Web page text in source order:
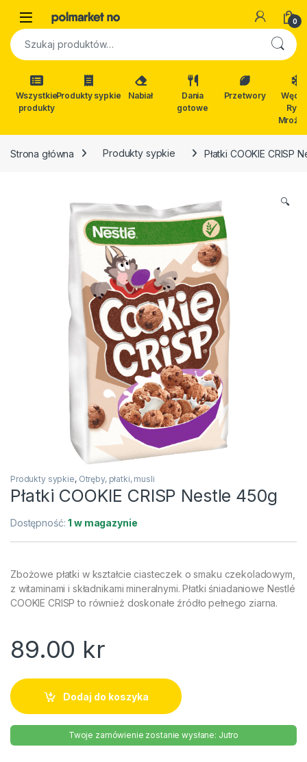
Open 0
Szukaj:
Wszystkie
produkty
Produkty sypkie Nabiał
Dania
gotowe
Przetwory
Ryby
Strona główna Produkty sypkie Płatki COOKIE CRISP
🔍
Produkty sypkie, Otręby, płatki, musli
Płatki COOKIE CRISP Nestle 450g
Dostępność:1 w magazynie
Zbożowe płatki w kształcie ciasteczek o smaku czekoladowym,
z witaminami i składnikami mineralnymi. Płatki śniadaniowe Nestlé
COOKIE CRISP to również doskonałe źródło pełnego ziarna.
89.00 kr
Dodaj do koszyka
Twoje zamówienie zostanie wysłane: Jutro